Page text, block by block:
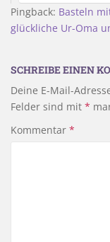
Pingback: Basteln
glückliche Ur-Oma
SCHREIBE EINEN
Deine E-Mail-
Felder sind mit *
Kommentar *